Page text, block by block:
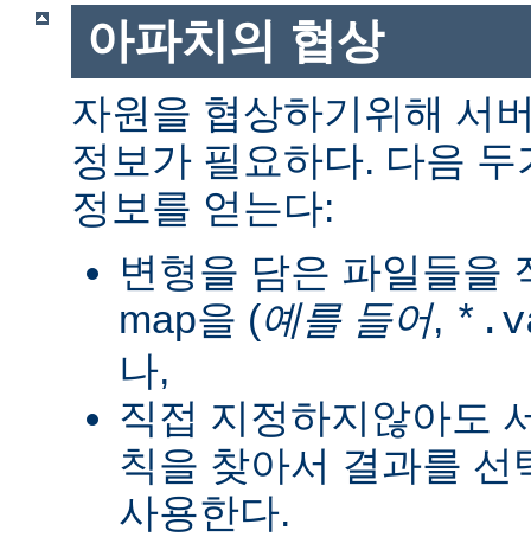
아파치의 협상
자원을 협상하기위해 서
정보가 필요하다. 다음
정보를 얻는다:
변형을 담은 파일들을
map을 (예를 들어,
나,
직접 지정하지않아도
칙을 찾아서 결과를
사용한다.